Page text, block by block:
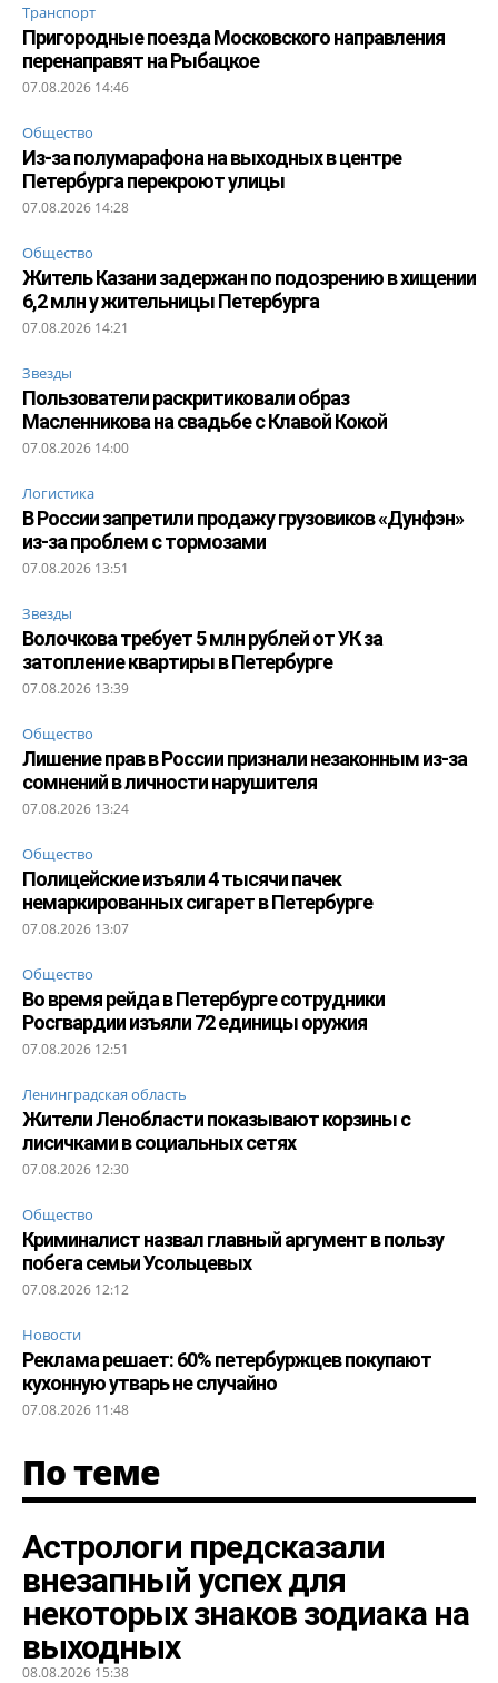
Транспорт
Пригородные поезда Московского направления
перенаправят на Рыбацкое
07.08.2026 14:46
Общество
Из-за полумарафона на выходных в центре
Петербурга перекроют улицы
07.08.2026 14:28
Общество
Житель Казани задержан по подозрению в хищении
6,2 млн у жительницы Петербурга
07.08.2026 14:21
Звезды
Пользователи раскритиковали образ
Масленникова на свадьбе с Клавой Кокой
07.08.2026 14:00
Логистика
В России запретили продажу грузовиков «Дунфэн»
из-за проблем с тормозами
07.08.2026 13:51
Звезды
Волочкова требует 5 млн рублей от УК за
затопление квартиры в Петербурге
07.08.2026 13:39
Общество
Лишение прав в России признали незаконным из-за
сомнений в личности нарушителя
07.08.2026 13:24
Общество
Полицейские изъяли 4 тысячи пачек
немаркированных сигарет в Петербурге
07.08.2026 13:07
Общество
Во время рейда в Петербурге сотрудники
Росгвардии изъяли 72 единицы оружия
07.08.2026 12:51
Ленинградская область
Жители Ленобласти показывают корзины с
лисичками в социальных сетях
07.08.2026 12:30
Общество
Криминалист назвал главный аргумент в пользу
побега семьи Усольцевых
07.08.2026 12:12
Новости
Реклама решает: 60% петербуржцев покупают
кухонную утварь не случайно
07.08.2026 11:48
По теме
Астрологи предсказали
внезапный успех для
некоторых знаков зодиака на
выходных
08.08.2026 15:38